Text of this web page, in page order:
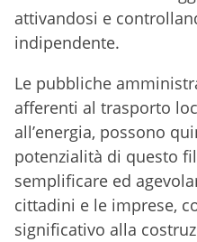
attivandosi e
indipendente.
Le pubbliche
afferenti al trasporto
all’energia, possono
potenzialità di questo
semplificare ed
cittadini e le imprese,
significativo alla